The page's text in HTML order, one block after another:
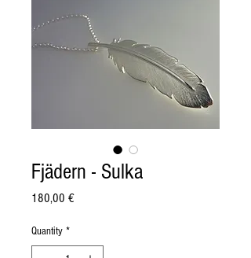
Fjädern - Sulka
180,00 €Price
Quantity *